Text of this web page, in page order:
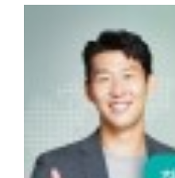
올라가므로 타 서비스와 비교가
★초회 쿠폰을 쓰면 가장 저렴합
일한모 한정! 와이즈 수수료 무료
https://wise.prf.hn/click/
money/ 와이즈 송금의 메리트
https://korean.co.jp/life2/
◆코인샷 재팬:
최근에 등장한 앱을 통한 추천
송금은 꼭 알아둬야 할 정보입
비교 분석! 가장 저렴하고 편한
'월드패밀리 송금'를 자세히 알
추천이유를 정리해 보겠습니
한국송금이 종료되었습니다.
저렴하게 보낼 수 있습니다.
실태 조사, 아직 은행 송금 이
실시된 조사에 따르면 아직 수
송금(점포 창구)을 이용하는
출처:피알타임즈 그리고 해외
높은 수수료, 번거로운 절차에 불만을
많은 것들이 온라인을 통해 쉽